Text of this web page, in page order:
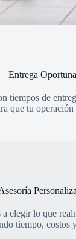
Entrega Oportuna
tiempos de
que tu operación
elegir lo que
tiempo, costos